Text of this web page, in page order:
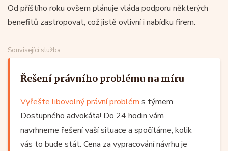
Od příštího roku ovšem plánuje vláda podporu některých
benefitů zastropovat, což jistě ovlivní i nabídku firem.
Související služba
Řešení právního problému na míru
Vyřešte libovolný právní problém s týmem
Dostupného advokáta! Do 24 hodin vám
navrhneme řešení vaší situace a spočítáme, kolik
vás to bude stát. Cena za vypracování návrhu je